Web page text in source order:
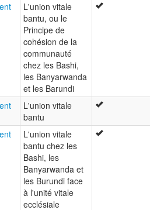
L'union vitale
bantu, ou le
Principe de
cohésion de la
communauté
chez les Bashi,
les Banyarwanda
et les Barundi
L'union vitale
bantu
L'union vitale
bantu chez les
Bashi, les
Banyarwanda et
les Burundi face
à l'unité vitale
ecclésiale